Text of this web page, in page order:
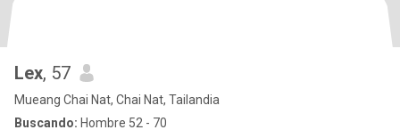
Lex, 57
Mueang Chai Nat, Chai Nat, Tailandia
Buscando: Hombre 52 - 70